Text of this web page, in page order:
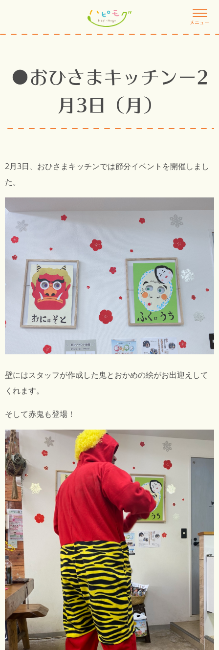
メニュー
●おひさまキッチンー2
月3日（月）
2月3日、おひさまキッチンでは節分イベントを開催しまし
た。
壁にはスタッフが作成した鬼とおかめの絵がお出迎えして
くれます。
そして赤鬼も登場！